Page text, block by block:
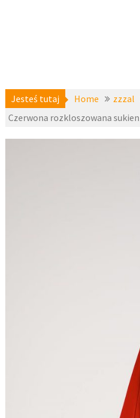
Jesteś tutaj Home
zzzal
Czerwona rozkloszowana